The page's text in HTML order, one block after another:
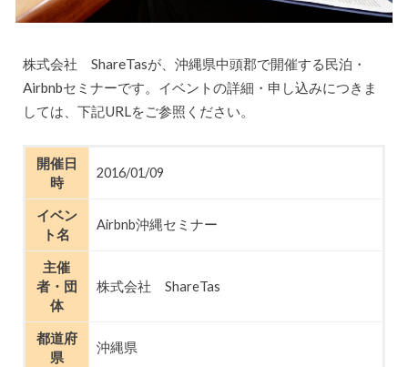
株式会社 ShareTasが、沖縄県中頭郡で開催する民泊・
Airbnbセミナーです。イベントの詳細・申し込みにつきま
しては、下記URLをご参照ください。
開催日
時
2016/01/09
イベン
ト名
Airbnb沖縄セミナー
主催
者・団
体
株式会社 ShareTas
都道府
県
沖縄県